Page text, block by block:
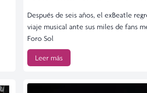
Después de seis años, el exBeatle
viaje musical ante sus miles de fans
Foro Sol
Leer más